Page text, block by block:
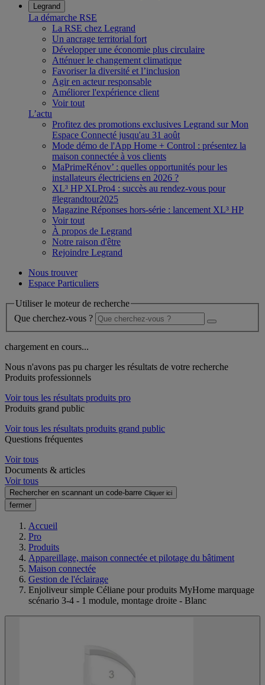
Legrand
La démarche RSE
La RSE chez Legrand
Un ancrage territorial fort
Développer une économie plus circulaire
Atténuer le changement climatique
Favoriser la diversité et l’inclusion
Agir en acteur responsable
Améliorer l'expérience client
Voir tout
L’actu
Profitez des promotions exclusives Legrand sur Mon
Espace Connecté jusqu'au 31 août
Mode démo de l'App Home + Control : présentez la
maison connectée à vos clients
MaPrimeRénov’ : quelles opportunités pour les
installateurs électriciens en 2026 ?
XL³ HP XLPro4 : succès au rendez-vous pour
#legrandtour2025
Magazine Réponses hors-série : lancement XL³ HP
Voir tout
À propos de Legrand
Notre raison d'être
Rejoindre Legrand
Nous trouver
Espace Particuliers
Utiliser le moteur de recherche
Que cherchez-vous ?
chargement en cours...
Nous n'avons pas pu charger les résultats de votre recherche
Produits professionnels
Voir tous les résultats produits pro
Produits grand public
Voir tous les résultats produits grand public
Questions fréquentes
Voir tous
Documents & articles
Voir tous
Rechercher en scannant un code-barre Cliquer ici
fermer
Accueil
Pro
Produits
Appareillage, maison connectée et pilotage du bâtiment
Maison connectée
Gestion de l'éclairage
Enjoliveur simple Céliane pour produits MyHome marquage
scénario 3-4 - 1 module, montage droite - Blanc